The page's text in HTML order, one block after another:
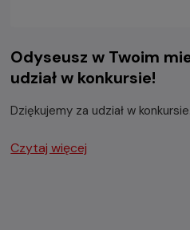
Odyseusz w Twoim
udział w konkursie!
Dziękujemy za udział w konkursie.
Czytaj więcej